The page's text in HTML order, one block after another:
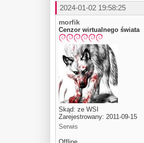
2024-01-02 19:58:25
morfik
Cenzor wirtualnego świata
Skąd: ze WSI
Zarejestrowany: 2011-09-15
Serwis